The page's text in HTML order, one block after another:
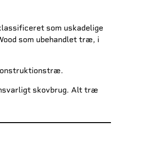
som uskadelige
som ubehandlet træ, i
skovbrug. Alt træ